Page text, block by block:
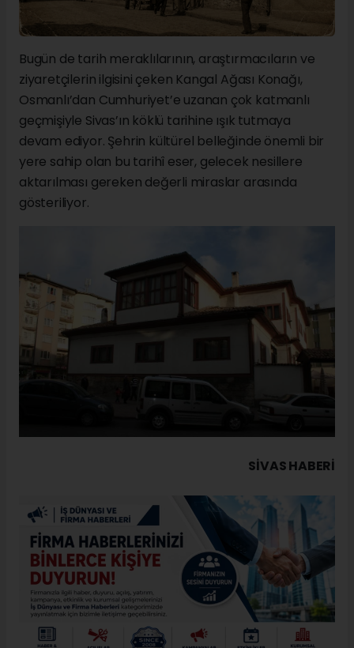
Bugün de tarih meraklılarının, araştırmacıların ve
ziyaretçilerin ilgisini çeken Kangal Ağası Konağı,
Osmanlı’dan Cumhuriyet’e uzanan çok katmanlı
geçmişiyle Sivas’ın köklü tarihine ışık tutmaya
devam ediyor. Şehrin kültürel belleğinde önemli bir
yere sahip olan bu tarihî eser, gelecek nesillere
aktarılması gereken değerli miraslar arasında
gösteriliyor.
SIVAS HABERİ